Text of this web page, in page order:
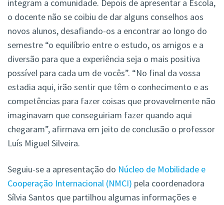
integram a comunidade. Depois de apresentar a Escola,
o docente não se coibiu de dar alguns conselhos aos
novos alunos, desafiando-os a encontrar ao longo do
semestre “o equilíbrio entre o estudo, os amigos e a
diversão para que a experiência seja o mais positiva
possível para cada um de vocês”. “No final da vossa
estadia aqui, irão sentir que têm o conhecimento e as
competências para fazer coisas que provavelmente não
imaginavam que conseguiriam fazer quando aqui
chegaram”, afirmava em jeito de conclusão o professor
Luís Miguel Silveira.
Seguiu-se a apresentação do Núcleo de Mobilidade e
Cooperação Internacional (NMCI) pela coordenadora
Sílvia Santos que partilhou algumas informações e